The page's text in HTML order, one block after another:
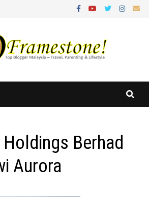
Berhad
Aurora